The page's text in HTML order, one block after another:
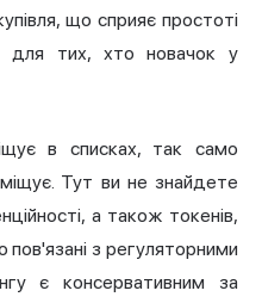
що сприяє простоті
для тих, хто новачок у
в списках, так само
Тут ви не знайдете
а також токенів,
пов'язані з регуляторними
є консервативним за